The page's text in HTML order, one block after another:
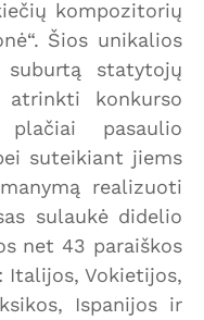
kompozitorių
Šios unikalios
statytojų
atrinkti konkurso
pasaulio
suteikiant jiems
realizuoti
sulaukė didelio
net 43 paraiškos
Italijos, Vokietijos,
Ispanijos ir